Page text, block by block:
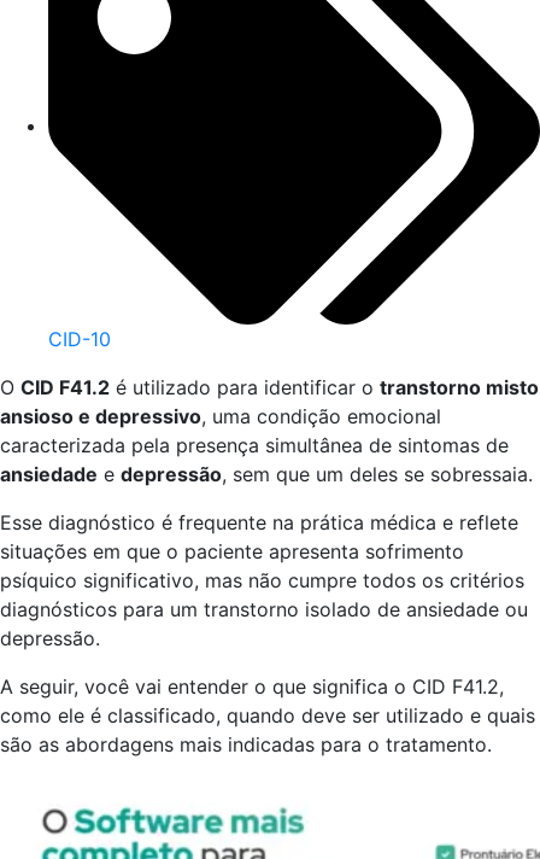
CID-10
O CID F41.2 é utilizado para identificar o transtorno misto
ansioso e depressivo, uma condição emocional
caracterizada pela presença simultânea de sintomas de
ansiedade e depressão, sem que um deles se sobressaia.
Esse diagnóstico é frequente na prática médica e reflete
situações em que o paciente apresenta sofrimento
psíquico significativo, mas não cumpre todos os critérios
diagnósticos para um transtorno isolado de ansiedade ou
depressão.
A seguir, você vai entender o que significa o CID F41.2,
como ele é classificado, quando deve ser utilizado e quais
são as abordagens mais indicadas para o tratamento.